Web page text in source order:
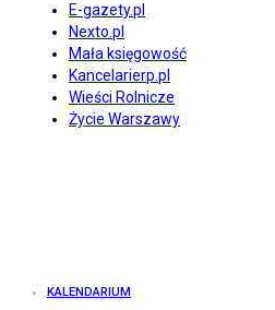
E-gazety.pl
Nexto.pl
Mała księgowość
Kancelarierp.pl
Wieści Rolnicze
Życie Warszawy
KALENDARIUM